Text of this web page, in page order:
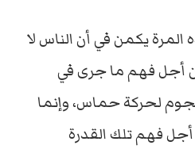
المرة يكمن في أن الناس لا
أجل فهم ما جرى في
لحركة حماس، وإنما
فهم تلك القدرة